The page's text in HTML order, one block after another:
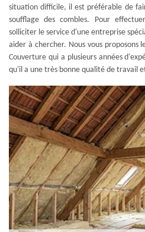
situation difficile, il est préférable de
soufflage des combles. Pour
solliciter le service d'une entreprise
aider à chercher. Nous vous proposons
Couverture qui a plusieurs années
qu'il a une très bonne qualité de travail